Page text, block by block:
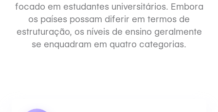
focado em estudantes universitários. Embora
os países possam diferir em termos de
estruturação, os níveis de ensino geralmente
se enquadram em quatro categorias.